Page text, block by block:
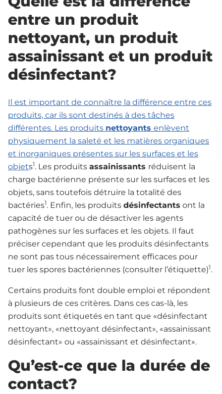
entre un produit
nettoyant, un produit
assainissant et un produit
désinfectant?
Il est important de connaître la différence entre ces
produits, car ils sont destinés à des tâches
différentes. Les produits nettoyants enlèvent
physiquement la saleté et les matières organiques
et inorganiques présentes sur les surfaces et les
objets1. Les produits assainissants réduisent la
charge bactérienne présente sur les surfaces et les
objets, sans toutefois détruire la totalité des
bactéries1. Enfin, les produits désinfectants ont la
capacité de tuer ou de désactiver les agents
pathogènes sur les surfaces et les objets. Il faut
préciser cependant que les produits désinfectants
ne sont pas tous nécessairement efficaces pour
tuer les spores bactériennes (consulter l’étiquette)1.
Certains produits font double emploi et répondent
à plusieurs de ces critères. Dans ces cas-là, les
produits sont étiquetés en tant que «désinfectant
nettoyant», «nettoyant désinfectant», «assainissant
désinfectant» ou «assainissant et désinfectant».
Qu’est-ce que la durée de
contact?